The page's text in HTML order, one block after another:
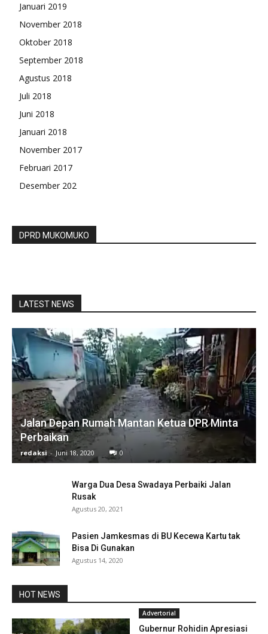
Januari 2019
November 2018
Oktober 2018
September 2018
Agustus 2018
Juli 2018
Juni 2018
Januari 2018
November 2017
Februari 2017
Desember 202
DPRD MUKOMUKO
LATEST NEWS
Jalan Depan Rumah Mantan Ketua DPR Minta
Perbaikan
redaksi - Juni 18, 2020 0
Warga Dua Desa Swadaya Perbaiki Jalan
Rusak
Agustus 20, 2021
Pasien Jamkesmas di BU Kecewa Kartu tak
Bisa Di Gunakan
Agustus 14, 2020
HOT NEWS
Advertorial
Gubernur Rohidin Apresiasi